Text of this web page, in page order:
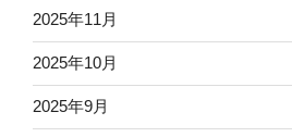
2025年11月
2025年10月
2025年9月